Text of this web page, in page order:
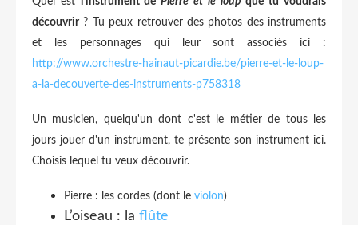
découvrir? ​ ​Tu peux retrouver des photos des instruments
et les personnages qui leur sont associés ici :
http://www.orchestre-hainaut-picardie.be/pierre-et-le-loup-
a-la-decouverte-des-instruments-p758318
Un musicien, quelqu'un dont c'est le métier de tous les
jours jouer d'un instrument, te présente son instrument ici.
Choisis lequel tu veux découvrir.
Pierre : les cordes (dont le violon)
L’oiseau : la flûte